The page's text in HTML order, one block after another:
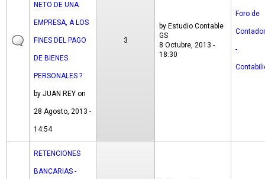
NETO DE UNA
EMPRESA, A LOS
FINES DEL PAGO
DE BIENES
PERSONALES ?
by JUAN REY on
28 Agosto, 2013 -
14:54
3
by Estudio Contable
GS
8 Octubre, 2013 -
18:30
Foro de
-
RETENCIONES
BANCARIAS -